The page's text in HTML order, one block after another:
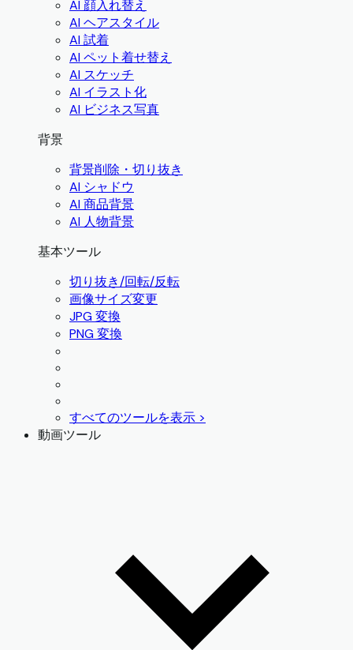
AI 顔入れ替え
AI ヘアスタイル
AI 試着
AI ペット着せ替え
AI スケッチ
AI イラスト化
AI ビジネス写真
背景
背景削除・切り抜き
AI シャドウ
AI 商品背景
AI 人物背景
基本ツール
切り抜き/回転/反転
画像サイズ変更
JPG 変換
PNG 変換
すべてのツールを表示 >
動画ツール